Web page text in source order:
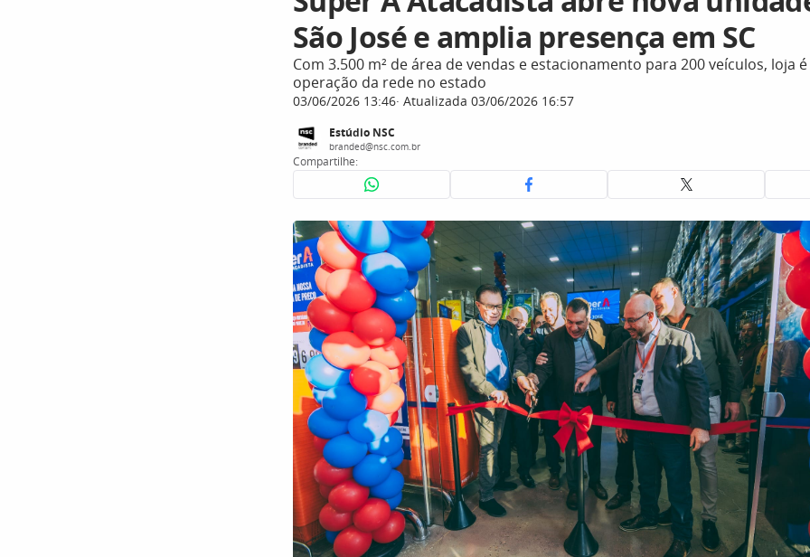
São José e amplia presença em SC
Com 3.500 m² de área de vendas e estacionamento para 200 veículos, loja
operação da rede no estado
03/06/2026 13:46 Atualizada 03/06/2026 16:57
Estúdio NSC
branded@nsc.com.br
Compartilhe: